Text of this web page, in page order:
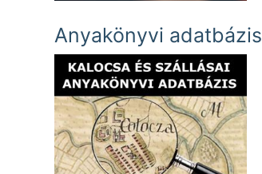
Anyakönyvi adatbázis